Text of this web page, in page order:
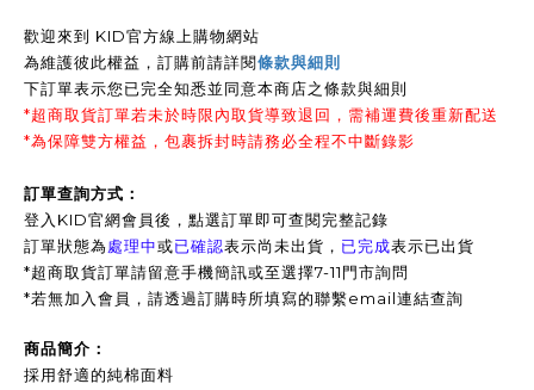
歡迎來到 KID官方線上購物網站
為維護彼此權益，訂購前請詳閱條款與細則
下訂單表示您已完全知悉並同意本商店之條款與細則
*超商取貨訂單若未於時限內取貨導致退回，需補運費後重新配送
*為保障雙方權益，包裹拆封時請務必全程不中斷錄影
訂單查詢方式：
登入KID官網會員後，點選訂單即可查閱完整記錄
訂單狀態為處理中或已確認表示尚未出貨， 已完成表示已出貨
*超商取貨訂單請留意手機簡訊或至選擇7-11門市詢問
*若無加入會員，請透過訂購時所填寫的聯繫email連結查詢
商品簡介：
採用舒適的純棉面料